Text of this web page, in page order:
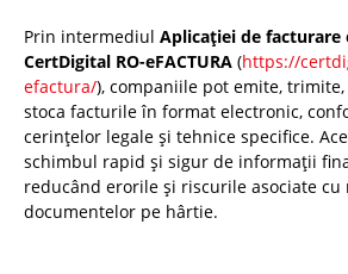
Prin intermediul Aplicației de facturare
CertDigital RO-eFACTURA (https://
efactura/), companiile pot emite,
stoca facturile în format electronic,
cerințelor legale și tehnice specifice.
schimbul rapid și sigur de informații
reducând erorile și riscurile asociate cu
documentelor pe hârtie.